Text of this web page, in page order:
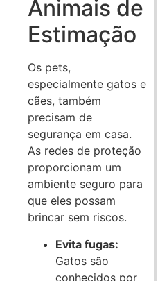
Animais de
Estimação
Os pets,
especialmente gatos e
cães, também
precisam de
segurança em casa.
As redes de proteção
proporcionam um
ambiente seguro para
que eles possam
brincar sem riscos.
Evita fugas:
Gatos são
conhecidos por